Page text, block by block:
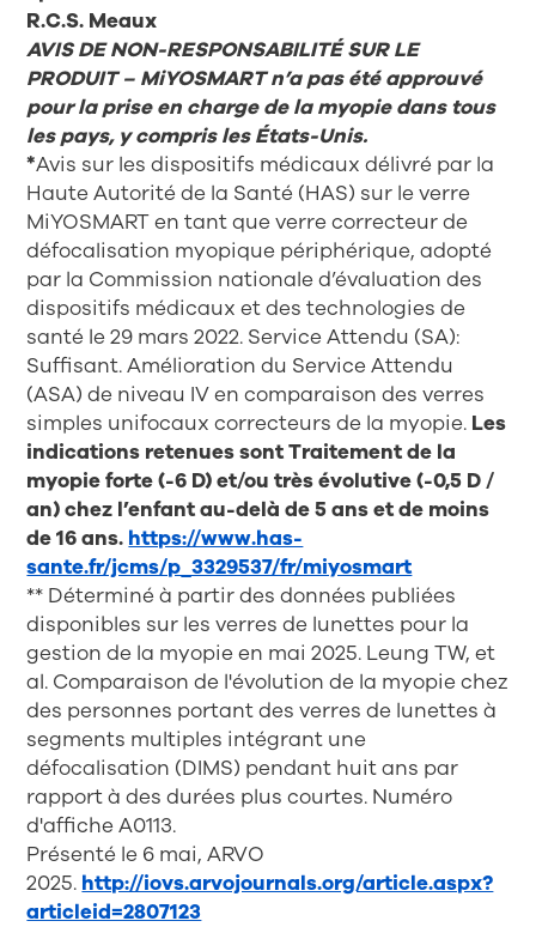
R.C.S. Meaux
AVIS DE NON-RESPONSABILITÉ SUR LE
PRODUIT – MiYOSMART n’a pas été approuvé
pour la prise en charge de la myopie dans tous
les pays, y compris les États-Unis.
*Avis sur les dispositifs médicaux délivré par la
Haute Autorité de la Santé (HAS) sur le verre
MiYOSMART en tant que verre correcteur de
défocalisation myopique périphérique, adopté
par la Commission nationale d’évaluation des
dispositifs médicaux et des technologies de
santé le 29 mars 2022. Service Attendu (SA):
Suffisant. Amélioration du Service Attendu
(ASA) de niveau IV en comparaison des verres
simples unifocaux correcteurs de la myopie. Les
indications retenues sont Traitement de la
myopie forte (-6 D) et/ou très évolutive (-0,5 D /
an) chez l’enfant au-delà de 5 ans et de moins
de 16 ans. https://www.has-
sante.fr/jcms/p_3329537/fr/miyosmart
** Déterminé à partir des données publiées
disponibles sur les verres de lunettes pour la
gestion de la myopie en mai 2025. Leung TW, et
al. Comparaison de l'évolution de la myopie chez
des personnes portant des verres de lunettes à
segments multiples intégrant une
défocalisation (DIMS) pendant huit ans par
rapport à des durées plus courtes. Numéro
d'affiche A0113.
Présenté le 6 mai, ARVO
2025. http://iovs.arvojournals.org/article.aspx?
articleid=2807123